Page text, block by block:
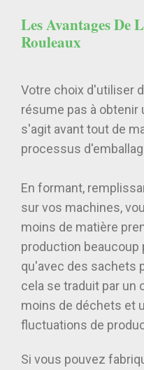
Les Avantages De
Rouleaux
Votre choix d'utiliser
résume pas à obtenir
s'agit avant tout de
processus
En formant,
sur vos machines,
moins de matière
production beaucoup
qu'avec des sachets
cela se traduit par un
moins de déchets et
fluctuations de
Si vous pouvez